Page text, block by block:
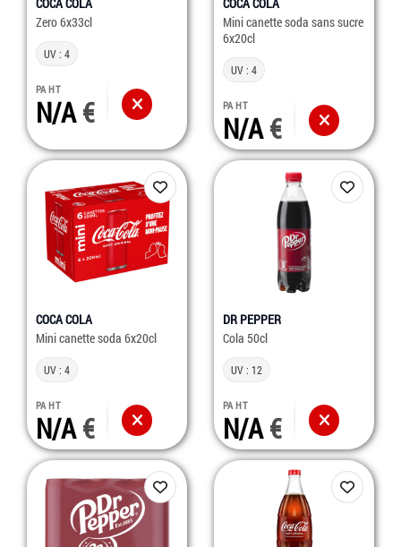
Zero 6x33cl
UV : 4
PA HT
N/A
Mini canette soda sans sucre
6x20cl
UV : 4
PA HT
N/A
COCA COLA
Mini canette soda 6x20cl
UV : 4
PA HT
N/A
DR PEPPER
Cola 50cl
UV : 12
PA HT
N/A